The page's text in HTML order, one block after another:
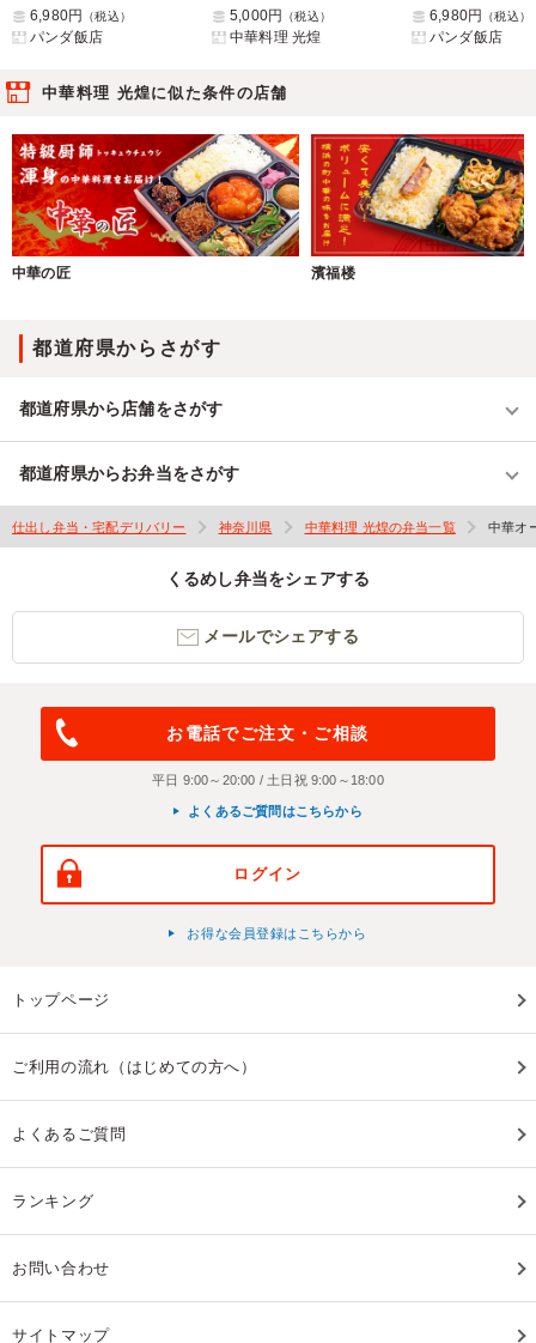
6,980円
（税込）
パンダ飯店
5,000円
（税込）
中華料理 光煌
6,980円 （税込）
パンダ飯店
中華料理 光煌に似た条件の店舗
中華の匠 濱福楼
都道府県からさがす
都道府県から店舗をさがす
都道府県からお弁当をさがす
仕出し弁当・宅配デリバリー 神奈川県 中華料理 光煌の弁当一覧 中華オ
くるめし弁当をシェアする
メールでシェアする
お電話でご注文・ご相談
平日 9:00～20:00 / 土日祝 9:00～18:00
よくあるご質問はこちらから
ログイン
お得な会員登録はこちらから
トップページ
ご利用の流れ（はじめての方へ）
よくあるご質問
ランキング
お問い合わせ
サイトマップ